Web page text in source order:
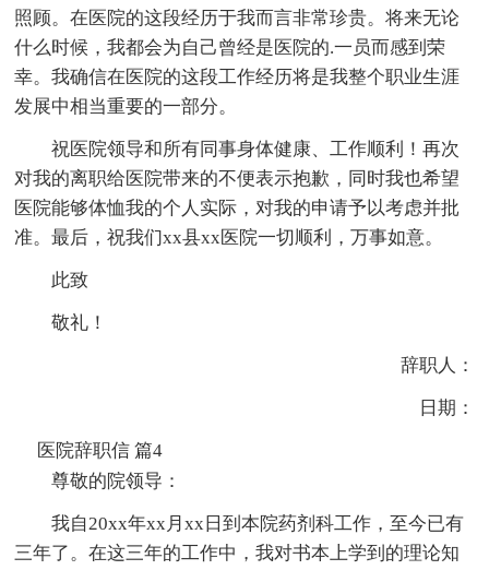
照顾。在医院的这段经历于我而言非常珍贵。将来无论
什么时候，我都会为自己曾经是医院的.一员而感到荣
幸。我确信在医院的这段工作经历将是我整个职业生涯
发展中相当重要的一部分。
祝医院领导和所有同事身体健康、工作顺利！再次
对我的离职给医院带来的不便表示抱歉，同时我也希望
医院能够体恤我的个人实际，对我的申请予以考虑并批
准。最后，祝我们xx县xx医院一切顺利，万事如意。
此致
敬礼！
辞职人：
日期：
医院辞职信 篇4
尊敬的院领导：
我自20xx年xx月xx日到本院药剂科工作，至今已有
三年了。在这三年的工作中，我对书本上学到的理论知